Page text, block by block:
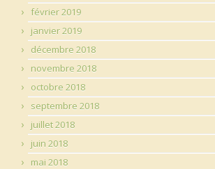
février 2019
janvier 2019
décembre 2018
novembre 2018
octobre 2018
septembre 2018
juillet 2018
juin 2018
mai 2018